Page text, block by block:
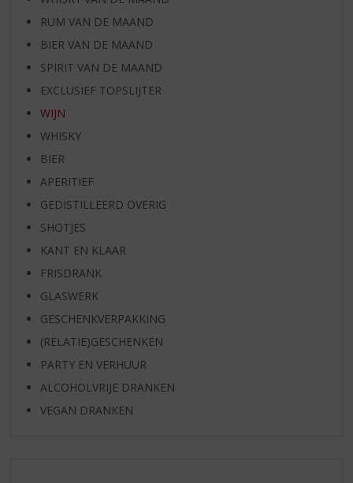
RUM VAN DE MAAND
BIER VAN DE MAAND
SPIRIT VAN DE MAAND
EXCLUSIEF TOPSLIJTER
WIJN
WHISKY
BIER
APERITIEF
GEDISTILLEERD OVERIG
SHOTJES
KANT EN KLAAR
FRISDRANK
GLASWERK
GESCHENKVERPAKKING
(RELATIE)GESCHENKEN
PARTY EN VERHUUR
ALCOHOLVRIJE DRANKEN
VEGAN DRANKEN